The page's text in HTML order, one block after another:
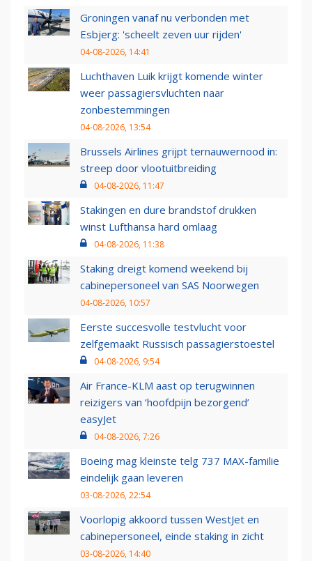
Groningen vanaf nu verbonden met
Esbjerg: 'scheelt zeven uur rijden'
04-08-2026, 14:41
Luchthaven Luik krijgt komende winter
weer passagiersvluchten naar
zonbestemmingen
04-08-2026, 13:54
Brussels Airlines grijpt ternauwernood in:
streep door vlootuitbreiding
04-08-2026, 11:47
Stakingen en dure brandstof drukken
winst Lufthansa hard omlaag
04-08-2026, 11:38
Staking dreigt komend weekend bij
cabinepersoneel van SAS Noorwegen
04-08-2026, 10:57
Eerste succesvolle testvlucht voor
zelfgemaakt Russisch passagierstoestel
04-08-2026, 9:54
Air France-KLM aast op terugwinnen
reizigers van ‘hoofdpijn bezorgend’
easyJet
04-08-2026, 7:26
Boeing mag kleinste telg 737 MAX-familie
eindelijk gaan leveren
03-08-2026, 22:54
Voorlopig akkoord tussen WestJet en
cabinepersoneel, einde staking in zicht
03-08-2026, 14:40